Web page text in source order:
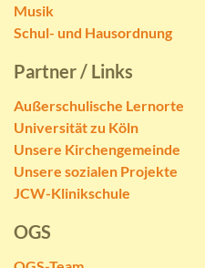
Musik
Schul- und Hausordnung
Partner / Links
Außerschulische Lernorte
Universität zu Köln
Unsere Kirchengemeinde
Unsere sozialen Projekte
JCW-Klinikschule
OGS